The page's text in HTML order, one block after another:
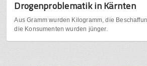
Drogenproblematik in Kärnten
Aus Gramm wurden Kilogramm, die
die Konsumenten wurden jünger.